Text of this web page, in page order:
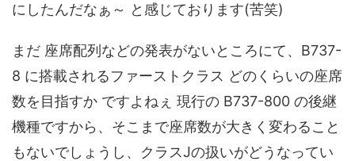
にしたんだなぁ～ と感じております(苦笑)
まだ 座席配列などの発表がないところにて、B737-
8 に搭載されるファーストクラス どのくらいの座席
数を目指すか ですよねぇ 現行の B737-800 の後継
機種ですから、そこまで座席数が大きく変わること
もないでしょうし、クラスJの扱いがどうなってい